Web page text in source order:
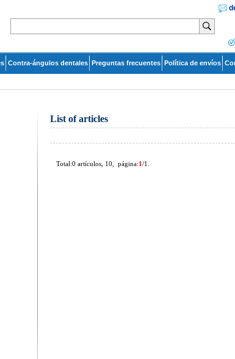
Contra-ángulos dentales Preguntas frecuentes Política de envíos
List of articles
Total:0 artículos, 10, página:1/1.